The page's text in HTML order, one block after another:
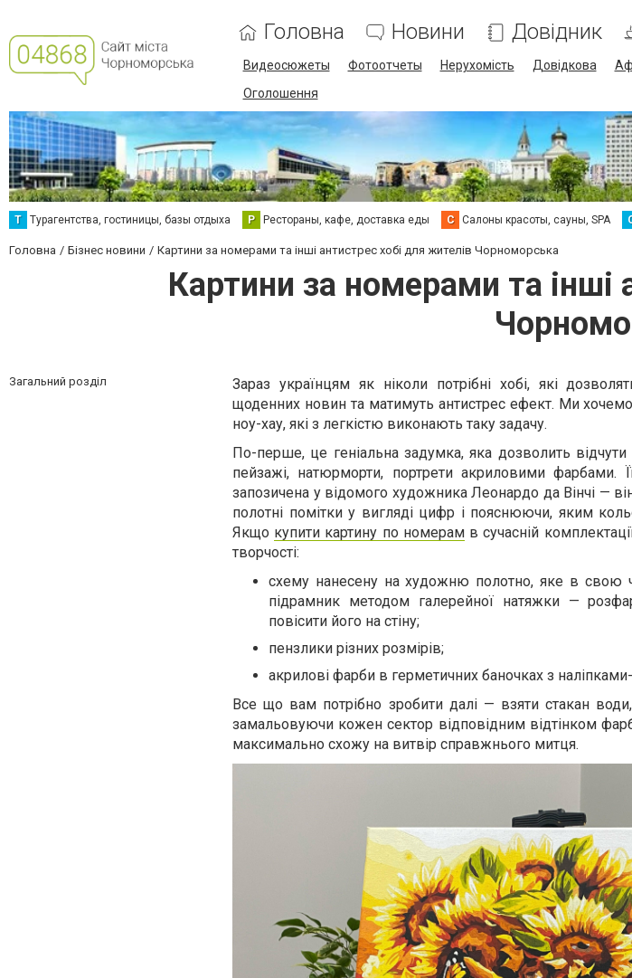
Головна Новини Довідник
Видеосюжеты Фотоотчеты Нерухомість Довідкова
Оголошення
Т Турагентства, гостиницы, базы отдыха Р Рестораны, кафе, доставка еды С Салоны красоты, сауны, SPA
Головна Бізнес новини Картини за номерами та інші антистрес хобі для жителів Чорноморська
Картини за номерами та інші
Загальний розділ
Зараз українцям як ніколи потрібні хобі, які
щоденних новин та матимуть антистрес ефект. Ми
ноу-хау, які з легкістю виконають таку задачу.
По-перше, це геніальна задумка, яка дозволить
пейзажі, натюрморти, портрети акриловими фарбами.
запозичена у відомого художника Леонардо да Вінчі —
полотні помітки у вигляді цифр і пояснюючи, яким
Якщо купити картину по номерамв сучасній
творчості:
схему нанесену на художню полотно, яке в свою
підрамник методом галерейної натяжки —
повісити його на стіну;
пензлики різних розмірів;
акрилові фарби в герметичних баночках з
Все що вам потрібно зробити далі — взяти стакан
замальовуючи кожен сектор відповідним відтінком
максимально схожу на витвір справжнього митця.